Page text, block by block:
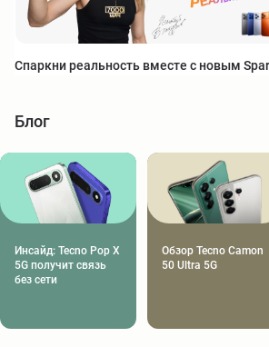
Спаркни реальность вместе с новым
Блог
Инсайд: Tecno Pop X
5G получит связь
без сети
Обзор Tecno Camon
50 Ultra 5G